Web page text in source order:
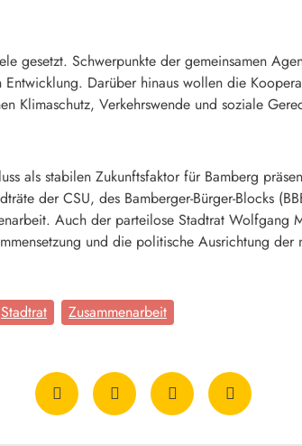
gesetzt. Schwerpunkte der gemeinsamen
Darüber hinaus wollen die
Klimaschutz, Verkehrswende und soziale
als stabilen Zukunftsfaktor für Bamberg
der CSU, des Bamberger-Bürger-Blocks
Auch der parteilose Stadtrat Wolfgang
und die politische Ausrichtung der
Stadtrat Zusammenarbeit